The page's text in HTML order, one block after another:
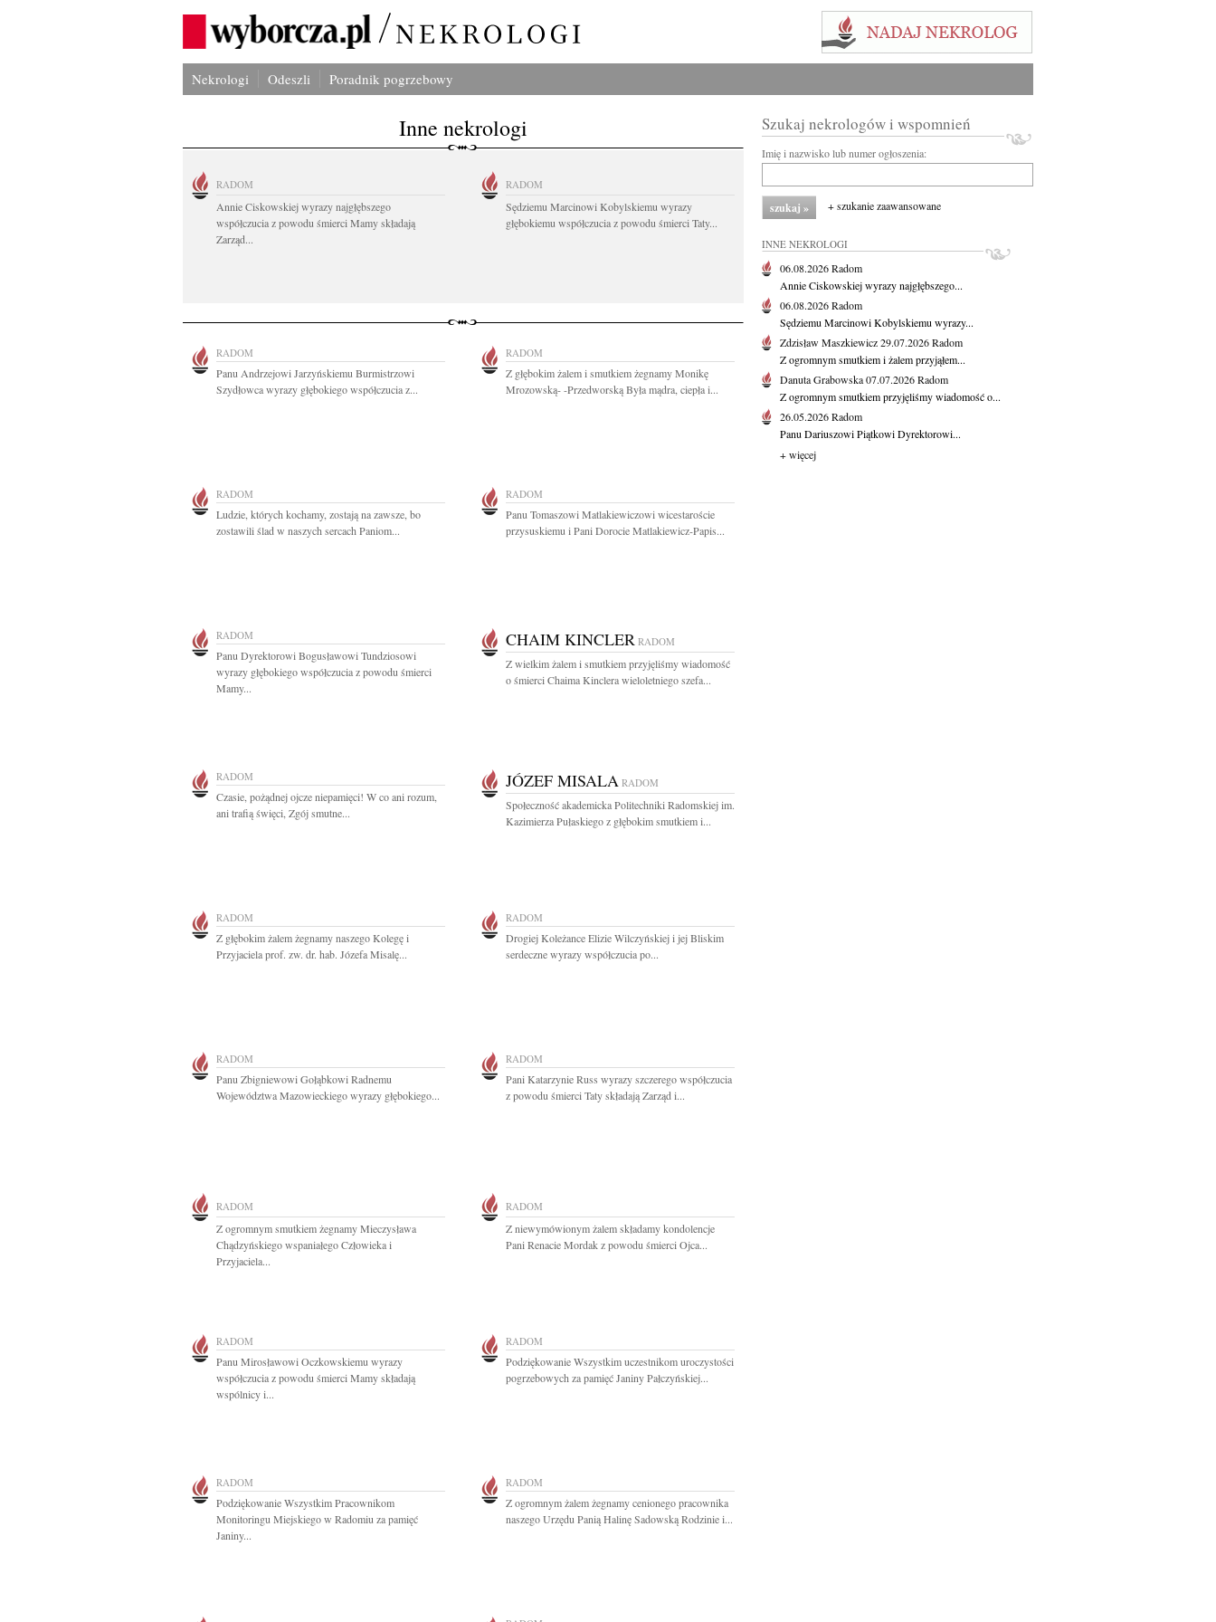
Nekrologi Odeszli Poradnik pogrzebowy
Inne nekrologi
RADOM
Annie Ciskowskiej wyrazy najgłębszego
współczucia z powodu śmierci Mamy składają
Zarząd...
RADOM
Sędziemu Marcinowi Kobylskiemu wyrazy
głębokiemu współczucia z powodu śmierci Taty...
RADOM
Panu Andrzejowi Jarzyńskiemu Burmistrzowi
Szydłowca wyrazy głębokiego współczucia z...
RADOM
Z głębokim żalem i smutkiem żegnamy Monikę
Mrozowską- -Przedworską Była mądra, ciepła i...
RADOM
Ludzie, których kochamy, zostają na zawsze, bo
zostawili ślad w naszych sercach Paniom...
RADOM
Panu Tomaszowi Matlakiewiczowi wicestaroście
przysuskiemu i Pani Dorocie Matlakiewicz-Papis...
RADOM
Panu Dyrektorowi Bogusławowi Tundziosowi
wyrazy głębokiego współczucia z powodu śmierci
Mamy...
CHAIM KINCLER RADOM
Z wielkim żalem i smutkiem przyjęliśmy wiadomość
o śmierci Chaima Kinclera wieloletniego szefa...
RADOM
Czasie, pożądnej ojcze niepamięci! W co ani rozum,
ani trafią święci, Zgój smutne...
JÓZEF MISALA RADOM
Społeczność akademicka Politechniki Radomskiej im.
Kazimierza Pułaskiego z głębokim smutkiem i...
RADOM
Z głębokim żalem żegnamy naszego Kolegę i
Przyjaciela prof. zw. dr. hab. Józefa Misalę...
RADOM
Drogiej Koleżance Elizie Wilczyńskiej i jej Bliskim
serdeczne wyrazy współczucia po...
RADOM
Panu Zbigniewowi Gołąbkowi Radnemu
Województwa Mazowieckiego wyrazy głębokiego...
RADOM
Pani Katarzynie Russ wyrazy szczerego współczucia
z powodu śmierci Taty składają Zarząd i...
RADOM
Z ogromnym smutkiem żegnamy Mieczysława
Chądzyńskiego wspaniałego Człowieka i
Przyjaciela...
RADOM
Z niewymówionym żalem składamy kondolencje
Pani Renacie Mordak z powodu śmierci Ojca...
RADOM
Panu Mirosławowi Oczkowskiemu wyrazy
współczucia z powodu śmierci Mamy składają
wspólnicy i...
RADOM
Podziękowanie Wszystkim uczestnikom uroczystości
pogrzebowych za pamięć Janiny Pałczyńskiej...
RADOM
Podziękowanie Wszystkim Pracownikom
Monitoringu Miejskiego w Radomiu za pamięć
Janiny...
RADOM
Z ogromnym żalem żegnamy cenionego pracownika
naszego Urzędu Panią Halinę Sadowską Rodzinie i...
Szukaj nekrologów i wspomnień
Imię i nazwisko lub numer ogłoszenia:
+ szukanie zaawansowane
INNE NEKROLOGI
06.08.2026Radom
Annie Ciskowskiej wyrazy najgłębszego...
06.08.2026Radom
Sędziemu Marcinowi Kobylskiemu wyrazy...
Zdzisław Maszkiewicz29.07.2026Radom
Z ogromnym smutkiem i żalem przyjąłem...
Danuta Grabowska07.07.2026Radom
Z ogromnym smutkiem przyjęliśmy wiadomość o...
26.05.2026Radom
Panu Dariuszowi Piątkowi Dyrektorowi...
+ więcej